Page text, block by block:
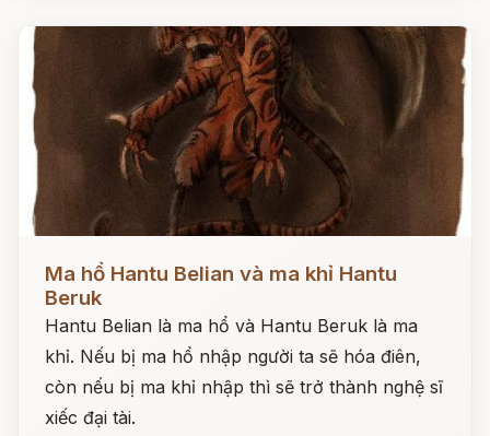
Ma hổ Hantu Belian và ma khỉ Hantu
Beruk
Hantu Belian là ma hổ và Hantu Beruk là ma
khỉ. Nếu bị ma hổ nhập người ta sẽ hóa điên,
còn nếu bị ma khỉ nhập thì sẽ trở thành nghệ sĩ
xiếc đại tài.